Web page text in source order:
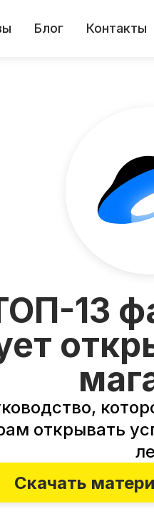
Контакты
Блог
13
открывать
Скачать